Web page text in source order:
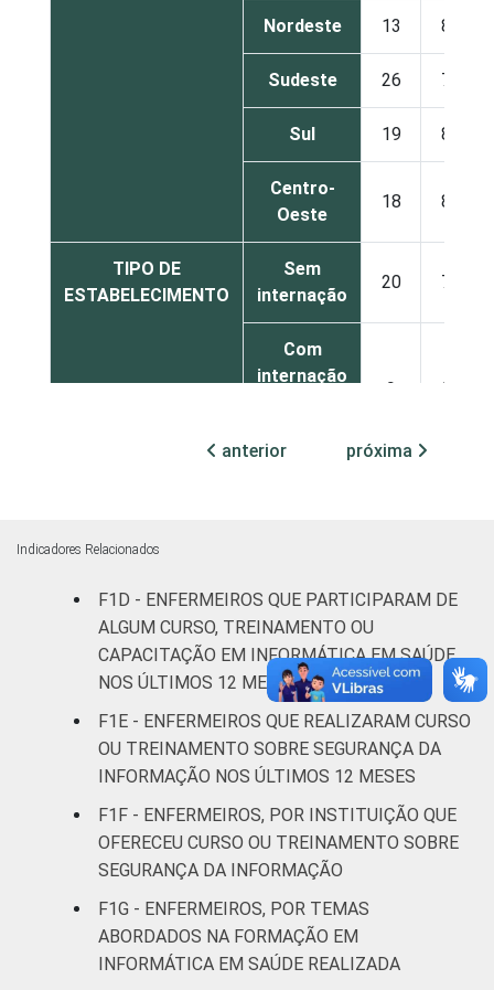
Nordeste 13 85
Sudeste 26 74
Sul 19 81
Centro-
Oeste
18 82
TIPO DE
ESTABELECIMENTO
Sem
internação
20 79
Com
internação
9 91
Serviço de
apoio à
diagnose e
terapia
- -
IDENTIFICAÇÃO DE
UNIDADE BÁSICA
DE SAÚDE
UBS 25
Não UBS 18 82
FAIXA ETÁRIA
Até 30
anos
De 31 a 40
anos
20
anterior próxima
Indicadores Relacionados
F1D - ENFERMEIROS QUE PARTICIPARAM DE
ALGUM CURSO, TREINAMENTO OU
CAPACITAÇÃO EM INFORMÁTICA EM SAÚDE
NOS ÚLTIMOS 12 MESES
F1E - ENFERMEIROS QUE REALIZARAM CURSO
OU TREINAMENTO SOBRE SEGURANÇA DA
INFORMAÇÃO NOS ÚLTIMOS 12 MESES
F1F - ENFERMEIROS, POR INSTITUIÇÃO QUE
OFERECEU CURSO OU TREINAMENTO SOBRE
SEGURANÇA DA INFORMAÇÃO
F1G - ENFERMEIROS, POR TEMAS
ABORDADOS NA FORMAÇÃO EM
INFORMÁTICA EM SAÚDE REALIZADA